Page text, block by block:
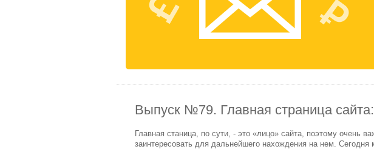
Выпуск №79. Главная страница
Главная станица, по сути, - это «лицо» сайта, поэтому очень
заинтересовать для дальнейшего нахождения на нем.